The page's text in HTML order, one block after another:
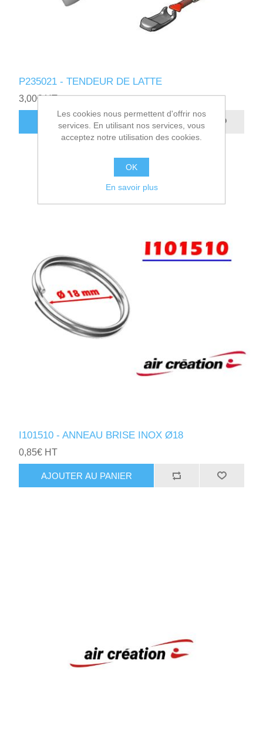
P235021 - TENDEUR DE LATTE
3,00€ HT
AJOUTER AU PANIER
I101510 - ANNEAU BRISE INOX Ø18
0,85€ HT
AJOUTER AU PANIER
Les cookies nous permettent d'offrir nos
services. En utilisant nos services, vous
acceptez notre utilisation des cookies.
OK
En savoir plus